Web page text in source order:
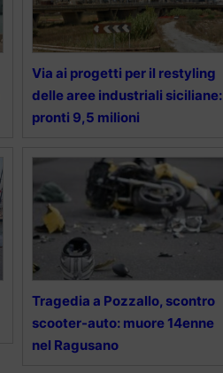
Via ai progetti per il restyling
delle aree industriali siciliane:
pronti 9,5 milioni
Tragedia a Pozzallo, scontro
scooter-auto: muore 14enne
nel Ragusano